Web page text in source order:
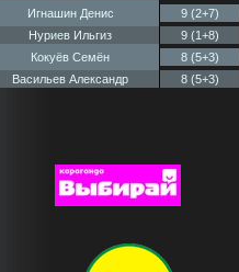
Игнашин Денис
9 (2+7)
Нуриев Ильгиз
9 (1+8)
Кокуёв Семён
8 (5+3)
Васильев Александр
8 (5+3)